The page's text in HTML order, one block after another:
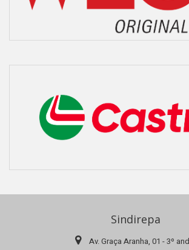
Sindirepa
Av. Graça Aranha, 01 - 3º